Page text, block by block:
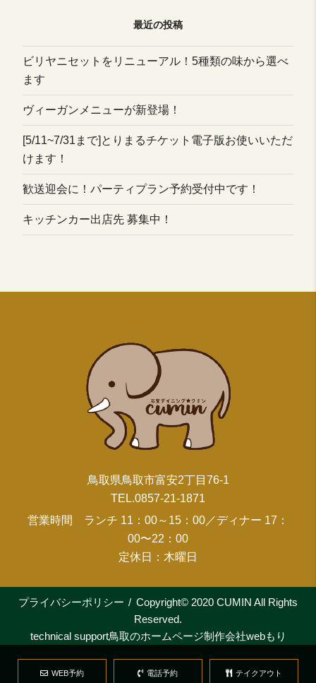
ン
最近の投稿
ビリヤニセットをリニューアル！5種類の味から選べ
ます
ヴィーガンメニューが新登場！
[5/11~7/31まで]とりまるチケット電子版お使いいただ
けます！
歓送迎会に！パーティプラン予約受付中です！
キッチンカー出店先 募集中！
鳥取県鳥取市富安2丁目76-1
TEL.0857-21-1871
営業時間 ランチ 11：00～15：00／ディナー 17：
00〜22：00
定休日：木曜日
プライバシーポリシー
Copyright© 2020 CUMIN All Rights
Reserved.
technical support鳥取のホームページ制作会社webもり
WEB予約 電話予約 テイクアウト